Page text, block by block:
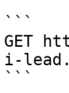
```
GET
i-
```